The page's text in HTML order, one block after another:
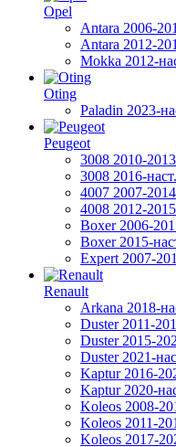
Opel
Antara 2006-
Antara 2012-
Mokka 2012-
Oting
Paladin 2023-
Peugeot
3008 2010-2013
3008 2016-
4007 2007-2014
4008 2012-2015
Boxer 2006-
Boxer 2015-
Expert 2007-
Renault
Arkana 2018-
Duster 2011-
Duster 2015-
Duster 2021-
Kaptur 2016-
Kaptur 2020-
Koleos 2008-
Koleos 2011-
Koleos 2017-